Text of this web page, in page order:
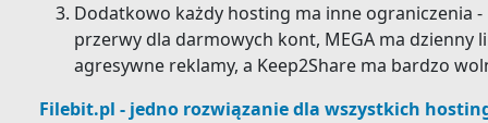
Dodatkowo każdy hosting ma inne ograniczenia
przerwy dla darmowych kont, MEGA ma
agresywne reklamy, a Keep2Share ma bardzo
Filebit.pl - jedno rozwiązanie dla wszystkich